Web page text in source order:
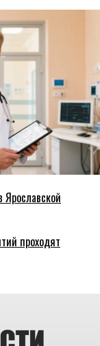
проходят